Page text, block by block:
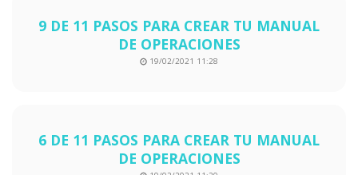
9 DE 11 PASOS PARA CREAR TU MANUAL
DE OPERACIONES
19/02/2021 11:28
6 DE 11 PASOS PARA CREAR TU MANUAL
DE OPERACIONES